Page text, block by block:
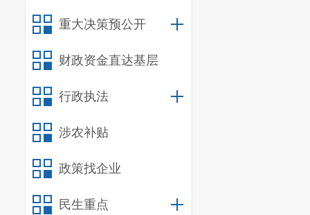
重大决策预公开
财政资金直达基层
行政执法
涉农补贴
政策找企业
民生重点